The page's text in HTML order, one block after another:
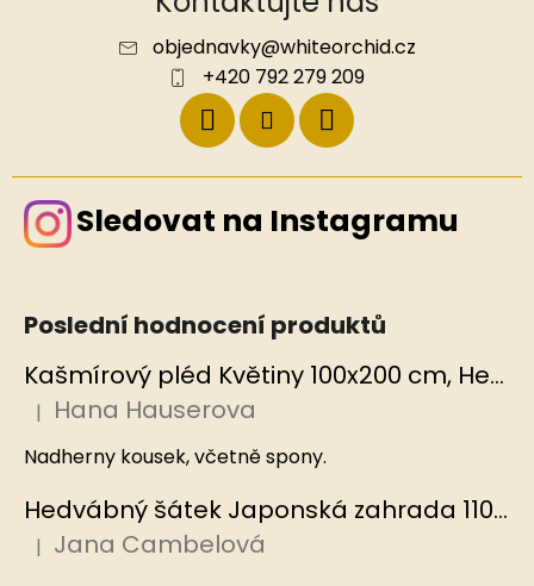
objednavky@whiteorchid.cz
+420 792 279 209
Sledovat na Instagramu
Poslední hodnocení produktů
Kašmírový pléd Květiny 100x200 cm, Hedvábný svět
Hodnocení produktu je 5 z 5 hvězdiček.
| Hana Hauserova
Nadherny kousek, včetně spony.
Hedvábný šátek Japonská zahrada 110x110 cm v dárkovém balení, HEDVÁBNÝ SVĚT
Hodnocení produktu je 5 z 5 hvězdiček.
| Jana Cambelová